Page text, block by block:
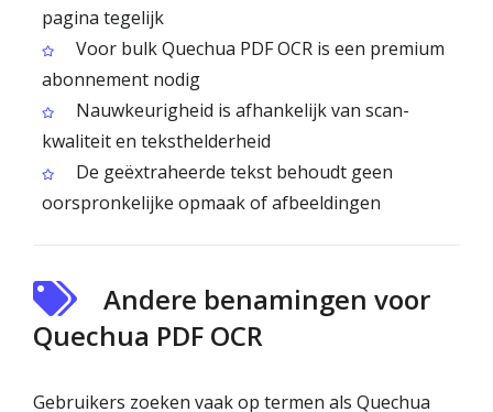
pagina tegelijk
Voor bulk Quechua PDF OCR is een premium
abonnement nodig
Nauwkeurigheid is afhankelijk van scan­
kwaliteit en teksthelderheid
De geëxtraheerde tekst behoudt geen
oorspronkelijke opmaak of afbeeldingen
Andere benamingen voor
Quechua PDF OCR
Gebruikers zoeken vaak op termen als Quechua